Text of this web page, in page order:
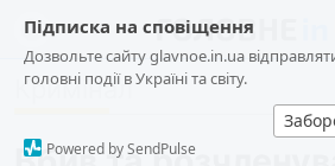
Підписка на сповіщення
Дозвольте сайту glavnoe.in.ua
головні події в Україні та світу.
Powered by SendPulse
новини
про проєкт
Кримінал